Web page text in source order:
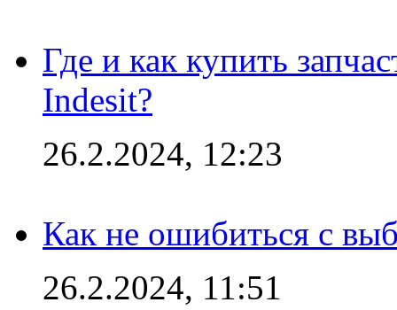
Где и как купить
Indesit?
26.2.2024, 12:23
Как не ошибиться с
26.2.2024, 11:51